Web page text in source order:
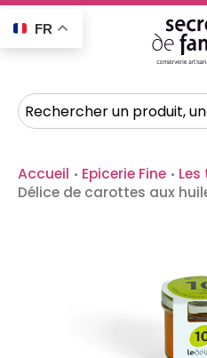
FR
Accueil · Epicerie Fine ·
Délice de carottes aux